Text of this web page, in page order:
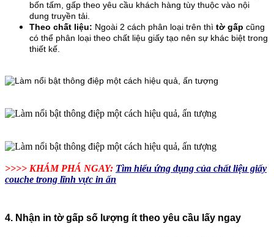
bốn tấm, gấp theo yêu cầu khách hàng tùy thuộc vào nội
dung truyền tải.
Theo chất liệu: Ngoài 2 cách phân loại trên thì tờ gấp cũng
có thể phân loại theo chất liệu giấy tạo nên sự khác biệt trong
thiết kế.
>>>> KHÁM PHÁ NGAY: Tìm hiểu ứng dụng của chất liệu giấy
couche trong lĩnh vực in ấn
4. Nhận in tờ gấp số lượng ít theo yêu cầu lấy ngay